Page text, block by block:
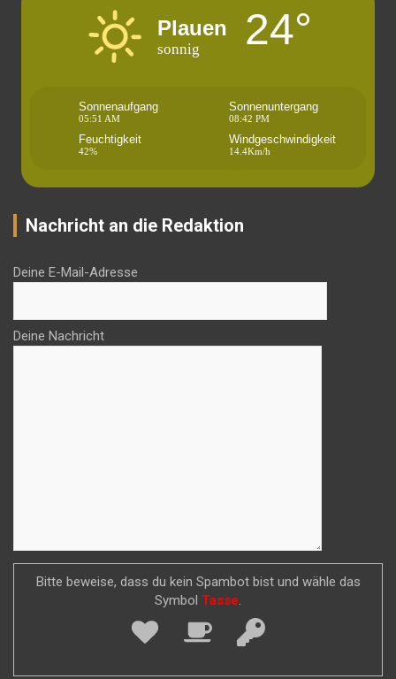
Plauen
sonnig 24°
Sonnenaufgang
05:51 AM
Sonnenuntergang
08:42 PM
Feuchtigkeit
42%
Windgeschwindigkeit
14.4Km/h
Nachricht an die Redaktion
Deine E-Mail-Adresse
Deine Nachricht
Bitte beweise, dass du kein Spambot bist und wähle das
Symbol Tasse.